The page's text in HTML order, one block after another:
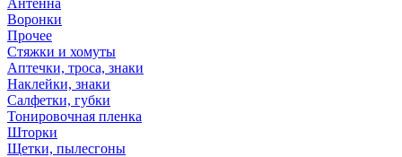
Антенна
Воронки
Прочее
Стяжки и хомуты
Аптечки, троса, знаки
Наклейки, знаки
Салфетки, губки
Тонировочная пленка
Шторки
Щетки, пылесгоны